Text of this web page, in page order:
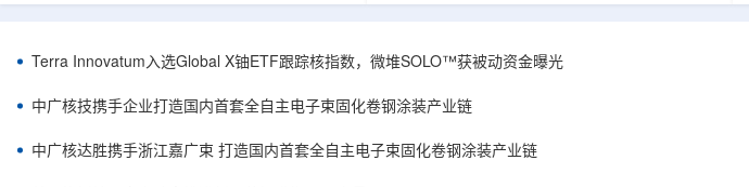
将各省级生态环境主管部门报送的、已获得豁免
置、放射源或非密封放射性物质予以公告。随公
告发布的汇总表共列出66项备案记录，涉及山
东、天津、上海、河北、四川、甘肃、安徽、河
南、辽宁等地相关单位。备案内容涵盖...
地质研究院，开展专项技术交流研讨。会上，中
内油气测井成套装备、井下探测、岩石物理实
验、智能测井解释、深井探测及多源地质数据解
析等成熟技术体系，并结合实战案例分享了含油
气盆地铀矿勘查经验。王乐力介绍了西部中...
Terra Innovatum入选Global X铀ETF跟踪核指数，微堆SOLO™获被动资金曝光
中广核技携手企业打造国内首套全自主电子束固化卷钢涂装产业链
中广核达胜携手浙江嘉广束 打造国内首套全自主电子束固化卷钢涂装产业链